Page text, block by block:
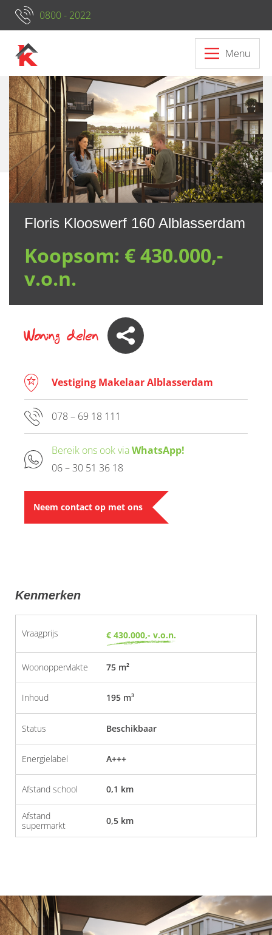
0800 - 2022
Menu
Floris Klooswerf 160 Alblasserdam
Koopsom: € 430.000,-
v.o.n.
Woning delen
Vestiging Makelaar Alblasserdam
078 – 69 18 111
Bereik ons ook viaWhatsApp!
06 – 30 51 36 18
Neem contact op met ons
Neem contact op met ons
Kenmerken
Vraagprijs € 430.000,- v.o.n.
Woonoppervlakte 75 m²
Inhoud 195 m³
Status Beschikbaar
Energielabel A+++
Afstand school 0,1 km
Afstand
supermarkt
0,5 km